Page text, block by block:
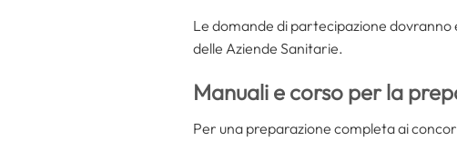
Le domande di partecipazione dovranno
delle Aziende Sanitarie.
Manuali e corso per la
Per una preparazione completa ai